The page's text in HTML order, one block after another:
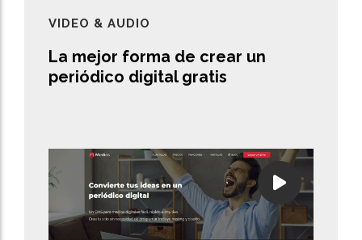
La mejor forma de crear un
periódico digital gratis
VIDEO & AUDIO